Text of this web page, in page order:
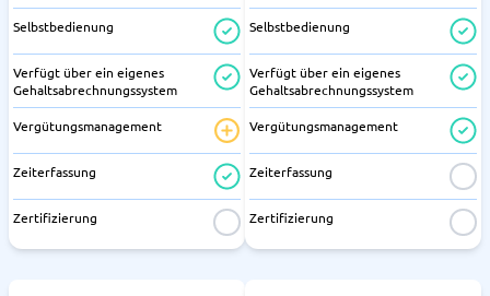
Selbstbedienung
Verfügt über ein eigenes
Gehaltsabrechnungssystem
Vergütungsmanagement
Zeiterfassung
Zertifizierung
Selbstbedienung
Verfügt über ein eigenes
Gehaltsabrechnungssystem
Vergütungsmanagement
Zeiterfassung
Zertifizierung